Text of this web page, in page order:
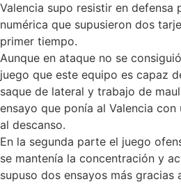
Valencia supo resistir en defensa
numérica que supusieron dos
primer tiempo.
Aunque en ataque no se
juego que este equipo es capaz
saque de lateral y trabajo de
ensayo que ponía al Valencia
al descanso.
En la segunda parte el juego
se mantenía la concentración y
supuso dos ensayos más gracias